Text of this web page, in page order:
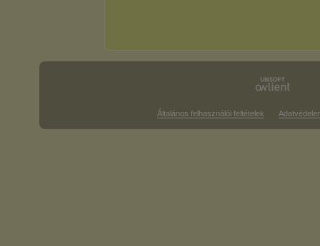
Általános felhasználói feltételek